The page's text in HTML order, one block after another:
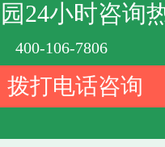
24小时咨询
400-106-7806
拨打电话咨询